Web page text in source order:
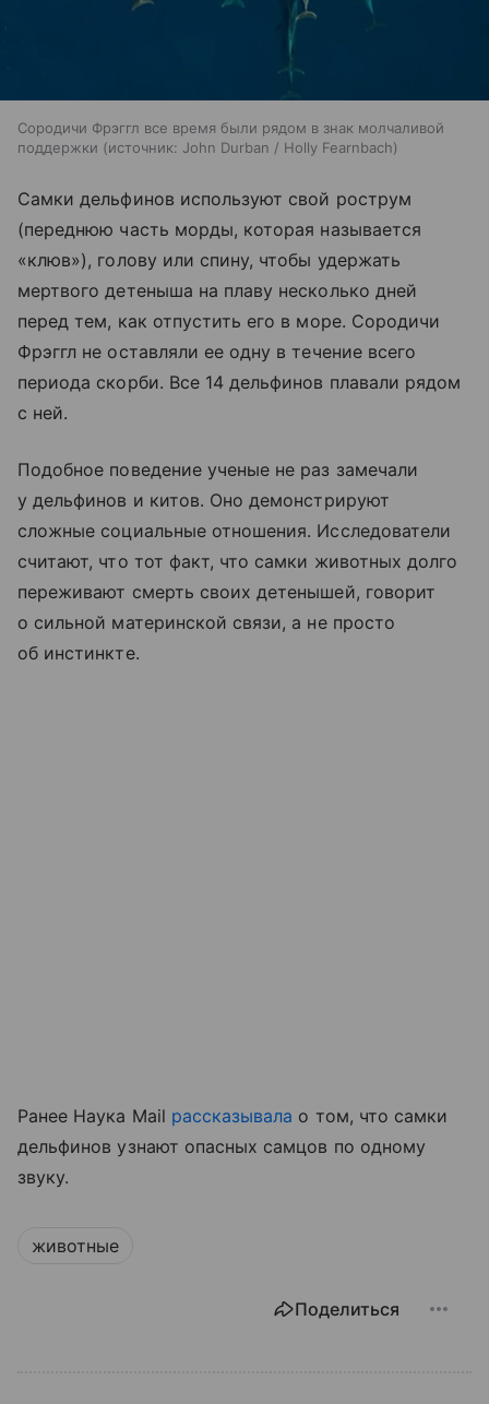
Сородичи Фрэггл все время были рядом в знак молчаливой
поддержки
источник: John Durban / Holly Fearnbach
Самки дельфинов используют свой рострум
(переднюю часть морды, которая называется
«клюв»), голову или спину, чтобы удержать
мертвого детеныша на плаву несколько дней
перед тем, как отпустить его в море. Сородичи
Фрэггл не оставляли ее одну в течение всего
периода скорби. Все 14 дельфинов плавали рядом
с ней.
Подобное поведение ученые не раз замечали
у дельфинов и китов. Оно демонстрируют
сложные социальные отношения. Исследователи
считают, что тот факт, что самки животных долго
переживают смерть своих детенышей, говорит
о сильной материнской связи, а не просто
об инстинкте.
Ранее Наука Mail рассказывала о том, что самки
дельфинов узнают опасных самцов по одному
звуку.
животные
Поделиться